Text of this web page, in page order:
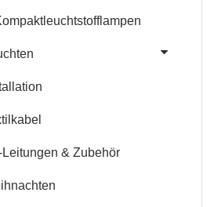
Leitungen & Zubehör